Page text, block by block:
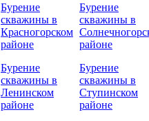
Бурение
скважины в
Красногорском
районе
Бурение
скважины в
Ленинском
районе
Бурение
скважины в
районе
Бурение
скважины в
Ступинском
районе